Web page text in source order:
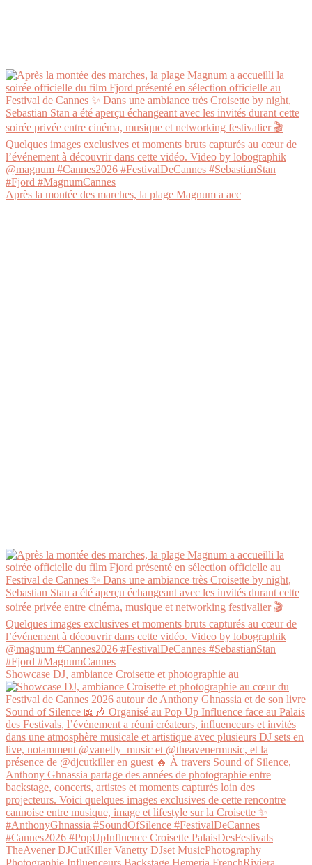
Après la montée des marches, la plage Magnum a acc
Showcase DJ, ambiance Croisette et photographie au